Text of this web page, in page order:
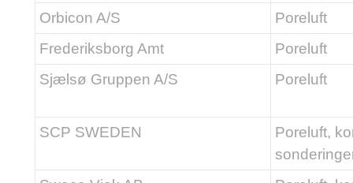
Orbicon A/S
Poreluft
Frederiksborg Amt
Poreluft
Sjælsø Gruppen A/S
Poreluft
SCP SWEDEN
Poreluft,